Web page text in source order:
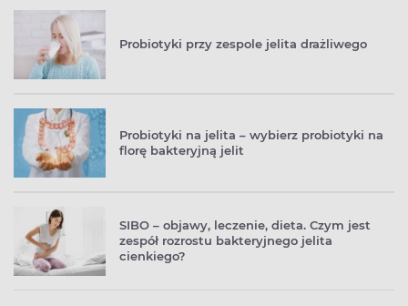
Probiotyki przy zespole jelita drażliwego
Probiotyki na jelita – wybierz probiotyki na
florę bakteryjną jelit
SIBO – objawy, leczenie, dieta. Czym jest
zespół rozrostu bakteryjnego jelita
cienkiego?